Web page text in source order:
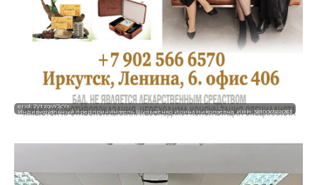
erid: 2VtzqvYJcYx
Индивидуальный предприниматель Шульженко Ирина Николаевна, ИНН: 381006568263